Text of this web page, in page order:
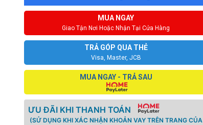
MUA NGAY
Giao Tận Nơi Hoặc Nhận Tại Cửa Hàng
TRẢ GÓP QUA THẺ
Visa, Master, JCB
MUA NGAY - TRẢ SAU
ƯU ĐÃI KHI THANH TOÁN
(SỬ DỤNG KHI XÁC NHẬN KHOẢN VAY TRÊN TRANG CỦA